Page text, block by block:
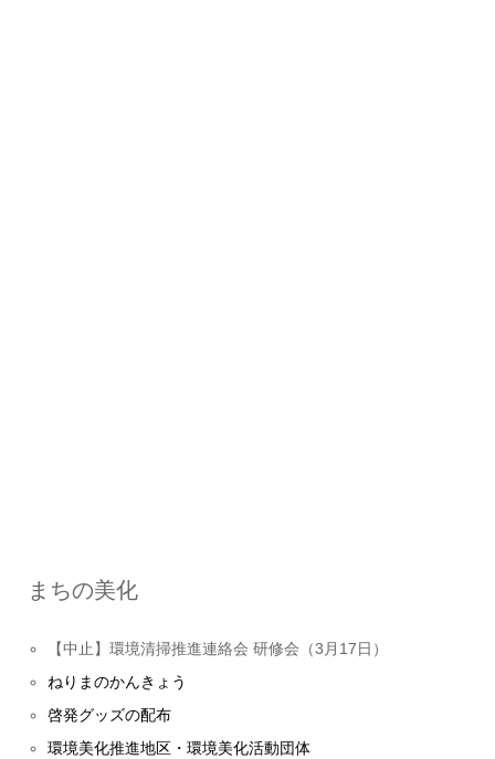
まちの美化
【中止】環境清掃推進連絡会 研修会（3月17日）
ねりまのかんきょう
啓発グッズの配布
環境美化推進地区・環境美化活動団体